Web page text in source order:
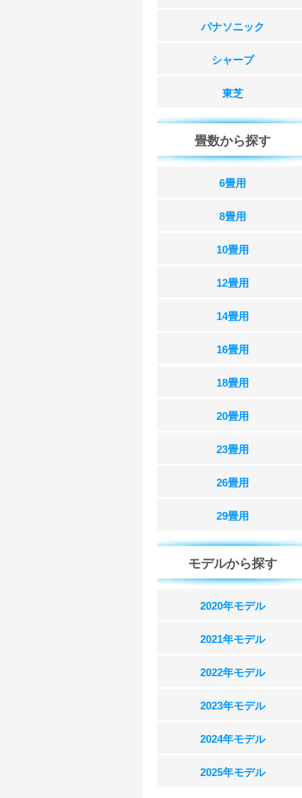
パナソニック
シャープ
東芝
畳数から探す
6畳用
8畳用
10畳用
12畳用
14畳用
16畳用
18畳用
20畳用
23畳用
26畳用
29畳用
モデルから探す
2020年モデル
2021年モデル
2022年モデル
2023年モデル
2024年モデル
2025年モデル